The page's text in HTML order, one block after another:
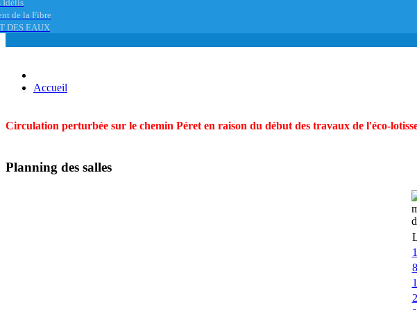
Idélis
de la Fibre
DES EAUX
Accueil
Circulation perturbée sur le chemin Péret en raison du début des travaux de l'éco-
Planning des salles
1
8